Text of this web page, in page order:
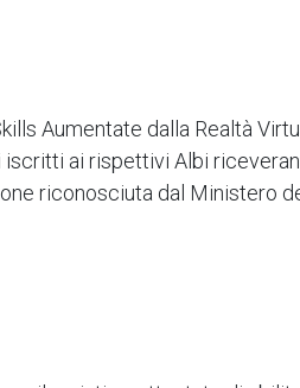
Aumentate dalla Realtà
iscritti ai rispettivi Albi
riconosciuta dal Ministero